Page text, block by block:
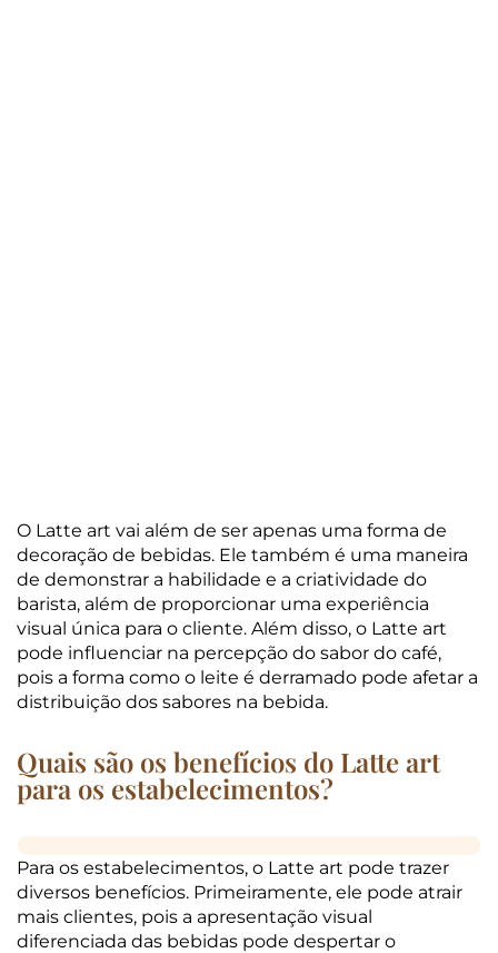
O Latte art vai além de ser apenas uma forma de
decoração de bebidas. Ele também é uma maneira
de demonstrar a habilidade e a criatividade do
barista, além de proporcionar uma experiência
visual única para o cliente. Além disso, o Latte art
pode influenciar na percepção do sabor do café,
pois a forma como o leite é derramado pode afetar a
distribuição dos sabores na bebida.
Quais são os benefícios do Latte art
para os estabelecimentos?
Para os estabelecimentos, o Latte art pode trazer
diversos benefícios. Primeiramente, ele pode atrair
mais clientes, pois a apresentação visual
diferenciada das bebidas pode despertar o